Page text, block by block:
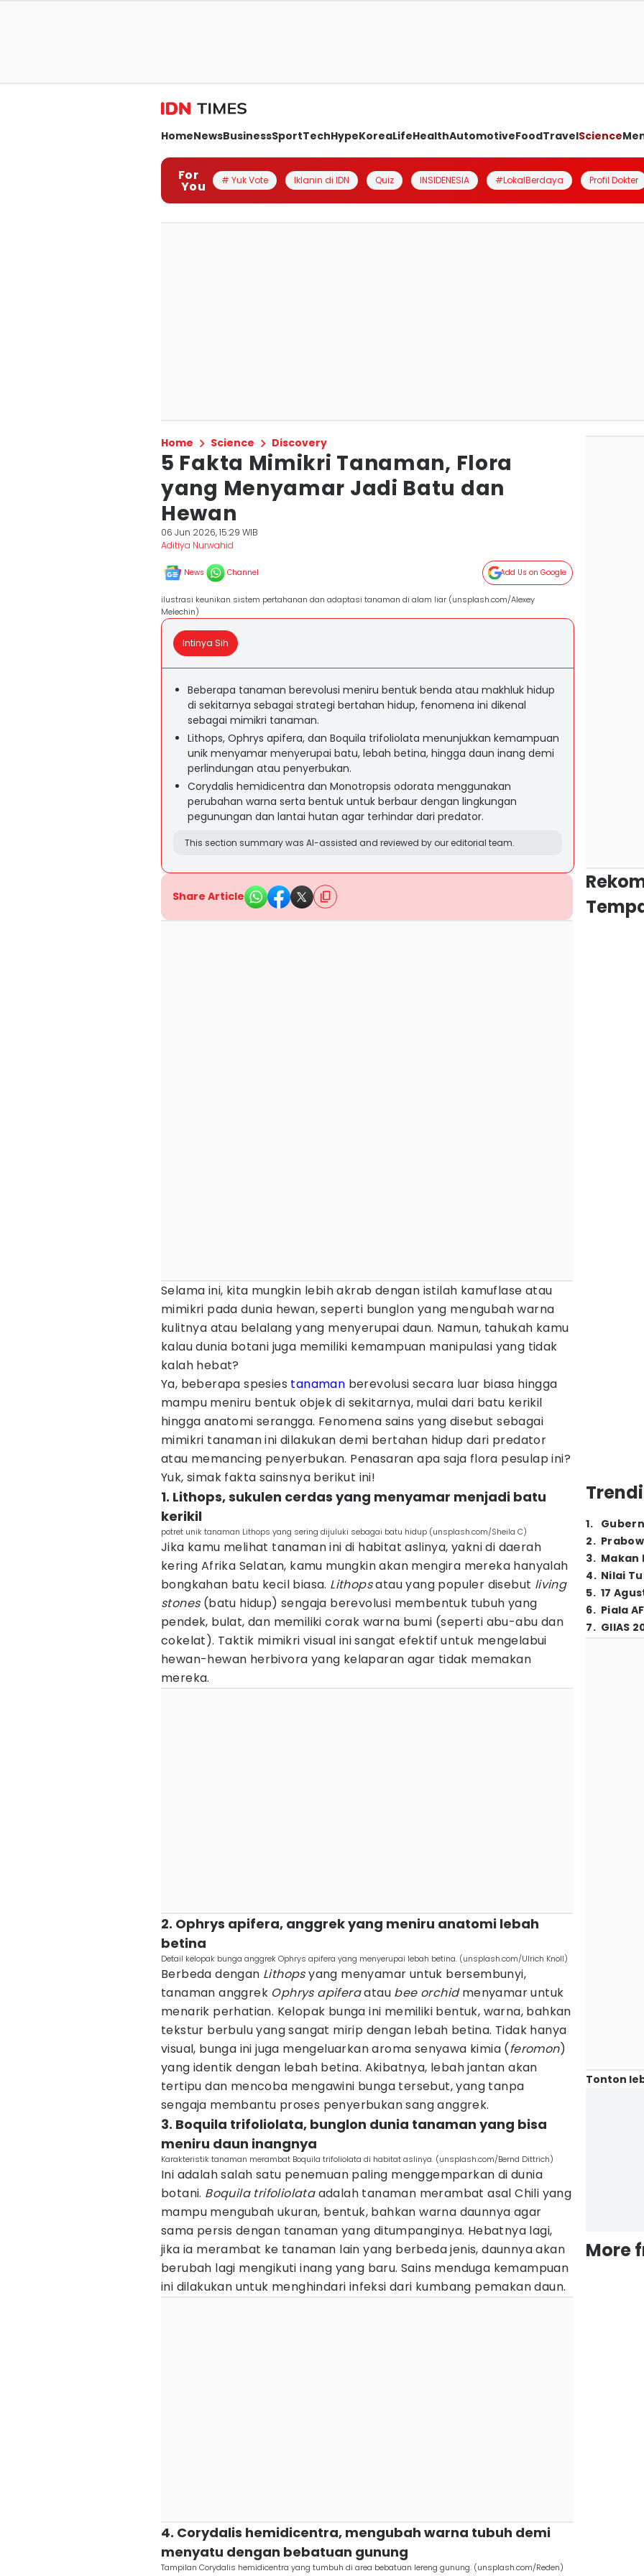
HomeNewsBusinessSportTechHypeKoreaLifeHealthAutomotiveFoodTravelScience
For
You # Yuk Vote Iklanin di IDN Quiz INSIDENESIA #LokalBerdaya Profil Dokter
Home Science Discovery
5 Fakta Mimikri Tanaman, Flora
yang Menyamar Jadi Batu dan
Hewan
06 Jun 2026, 15:29 WIB
Aditiya Nurwahid
News Channel Add Us on Google
ilustrasi keunikan sistem pertahanan dan adaptasi tanaman di alam liar (unsplash.com/Alexey
Melechin)
Intinya Sih
Beberapa tanaman berevolusi meniru bentuk benda atau makhluk hidup
di sekitarnya sebagai strategi bertahan hidup, fenomena ini dikenal
sebagai mimikri tanaman.
Lithops, Ophrys apifera, dan Boquila trifoliolata menunjukkan kemampuan
unik menyamar menyerupai batu, lebah betina, hingga daun inang demi
perlindungan atau penyerbukan.
Corydalis hemidicentra dan Monotropsis odorata menggunakan
perubahan warna serta bentuk untuk berbaur dengan lingkungan
pegunungan dan lantai hutan agar terhindar dari predator.
This section summary was AI-assisted and reviewed by our editorial team.
Share Article
Selama ini, kita mungkin lebih akrab dengan istilah kamuflase atau
mimikri pada dunia hewan, seperti bunglon yang mengubah warna
kulitnya atau belalang yang menyerupai daun. Namun, tahukah kamu
kalau dunia botani juga memiliki kemampuan manipulasi yang tidak
kalah hebat?
Ya, beberapa spesies tanaman berevolusi secara luar biasa hingga
mampu meniru bentuk objek di sekitarnya, mulai dari batu kerikil
hingga anatomi serangga. Fenomena sains yang disebut sebagai
mimikri tanaman ini dilakukan demi bertahan hidup dari predator
atau memancing penyerbukan. Penasaran apa saja flora pesulap ini?
Yuk, simak fakta sainsnya berikut ini!
1. Lithops, sukulen cerdas yang menyamar menjadi batu
kerikil
potret unik tanaman Lithops yang sering dijuluki sebagai batu hidup (unsplash.com/Sheila C)
Jika kamu melihat tanaman ini di habitat aslinya, yakni di daerah
kering Afrika Selatan, kamu mungkin akan mengira mereka hanyalah
bongkahan batu kecil biasa. Lithopsatau yang populer disebut living
stones(batu hidup) sengaja berevolusi membentuk tubuh yang
pendek, bulat, dan memiliki corak warna bumi (seperti abu-abu dan
cokelat). Taktik mimikri visual ini sangat efektif untuk mengelabui
hewan-hewan herbivora yang kelaparan agar tidak memakan
mereka.
2. Ophrys apifera, anggrek yang meniru anatomi lebah
betina
Detail kelopak bunga anggrek Ophrys apifera yang menyerupai lebah betina. (unsplash.com/Ulrich Knoll)
Berbeda dengan Lithopsyang menyamar untuk bersembunyi,
tanaman anggrek Ophrys apiferaatau bee orchidmenyamar untuk
menarik perhatian. Kelopak bunga ini memiliki bentuk, warna, bahkan
tekstur berbulu yang sangat mirip dengan lebah betina. Tidak hanya
visual, bunga ini juga mengeluarkan aroma senyawa kimia (feromon)
yang identik dengan lebah betina. Akibatnya, lebah jantan akan
tertipu dan mencoba mengawini bunga tersebut, yang tanpa
sengaja membantu proses penyerbukan sang anggrek.
3. Boquila trifoliolata, bunglon dunia tanaman yang bisa
meniru daun inangnya
Karakteristik tanaman merambat Boquila trifoliolata di habitat aslinya. (unsplash.com/Bernd Dittrich)
Ini adalah salah satu penemuan paling menggemparkan di dunia
botani. Boquila trifoliolataadalah tanaman merambat asal Chili yang
mampu mengubah ukuran, bentuk, bahkan warna daunnya agar
sama persis dengan tanaman yang ditumpanginya. Hebatnya lagi,
jika ia merambat ke tanaman lain yang berbeda jenis, daunnya akan
berubah lagi mengikuti inang yang baru. Sains menduga kemampuan
ini dilakukan untuk menghindari infeksi dari kumbang pemakan daun.
4. Corydalis hemidicentra, mengubah warna tubuh demi
menyatu dengan bebatuan gunung
Tampilan Corydalis hemidicentra yang tumbuh di area bebatuan lereng gunung. (unsplash.com/Reden)
1.
2.
3. Makan
4. Nilai
5. 17
6. Piala
7. GIIAS
Tonton
More